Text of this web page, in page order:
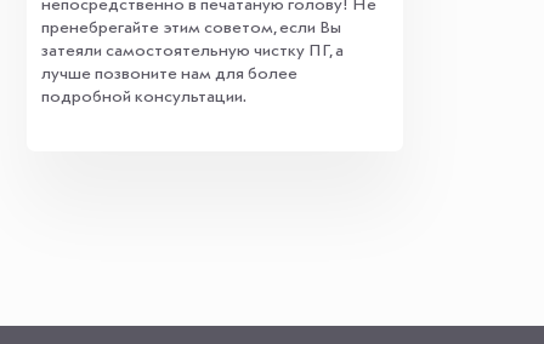
непосредственно в печатаную голову! Не
пренебрегайте этим советом, если Вы
затеяли самостоятельную чистку ПГ, а
лучше позвоните нам для более
подробной консультации.